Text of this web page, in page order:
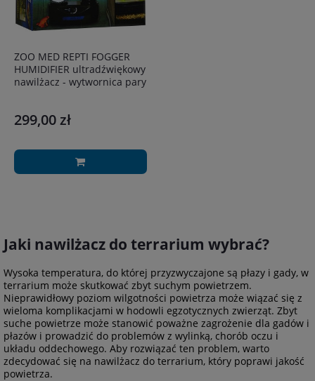
ZOO MED REPTI FOGGER
HUMIDIFIER ultradźwiękowy
nawilżacz - wytwornica pary
299,00 zł
Jaki nawilżacz do terrarium wybrać?
Wysoka temperatura, do której przyzwyczajone są płazy i gady, w
terrarium może skutkować zbyt suchym powietrzem.
Nieprawidłowy poziom wilgotności powietrza może wiązać się z
wieloma komplikacjami w hodowli egzotycznych zwierząt. Zbyt
suche powietrze może stanowić poważne zagrożenie dla gadów i
płazów i prowadzić do problemów z wylinką, chorób oczu i
układu oddechowego. Aby rozwiązać ten problem, warto
zdecydować się na nawilżacz do terrarium, który poprawi jakość
powietrza.